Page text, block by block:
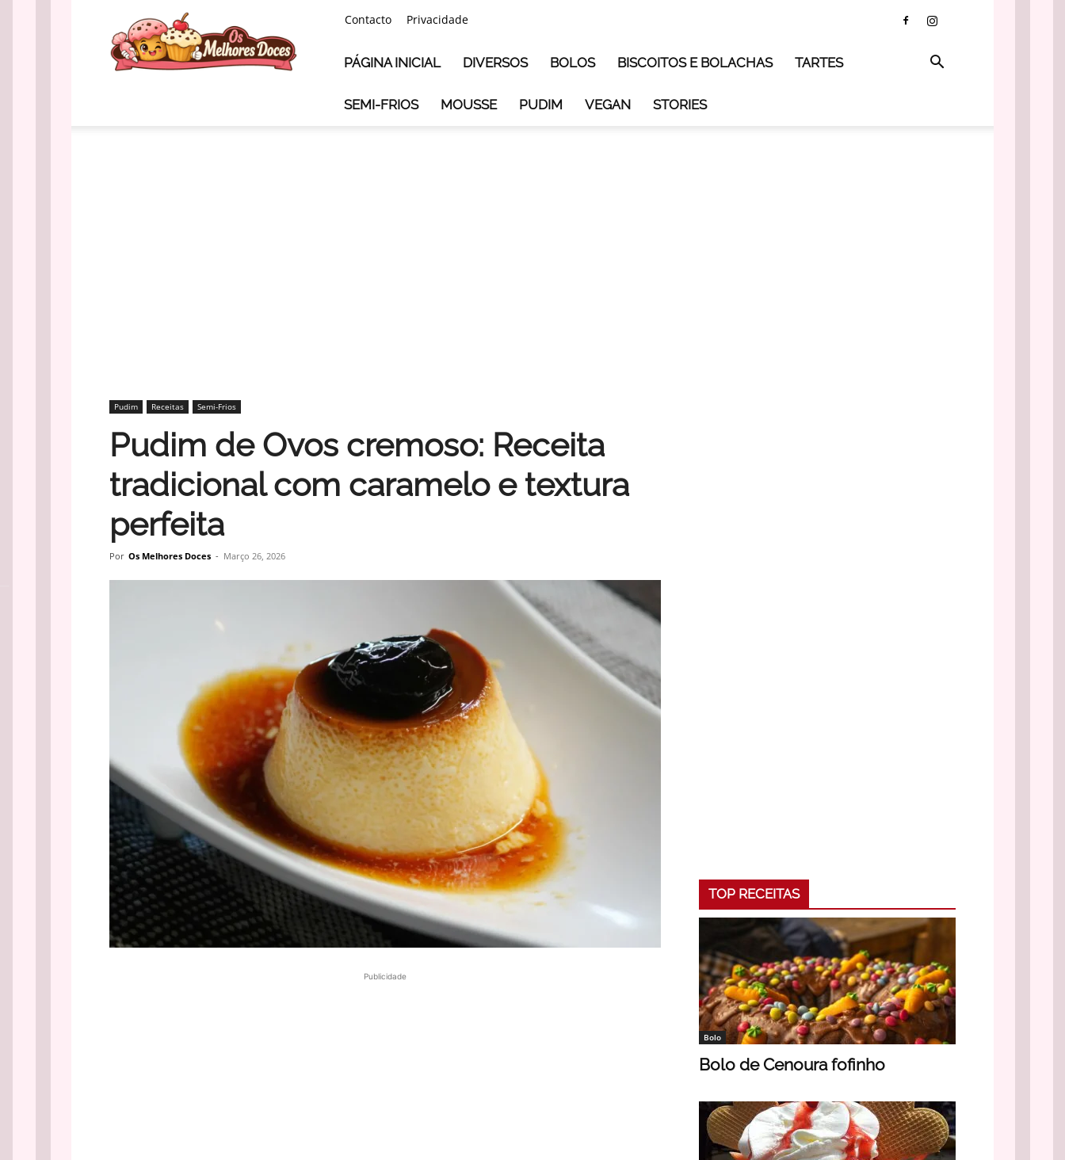
Melhores
Doces
Contacto Privacidade
PÁGINA INICIAL DIVERSOS BOLOS BISCOITOS E BOLACHAS TARTES
SEMI-FRIOS MOUSSE PUDIM VEGAN STORIES
Pudim Receitas Semi-Frios
Pudim de Ovos cremoso: Receita
tradicional com caramelo e textura
perfeita
Por Os Melhores Doces - Março 26, 2026
Publicidade
TOP RECEITAS
Bolo
Bolo de Cenoura fofinho